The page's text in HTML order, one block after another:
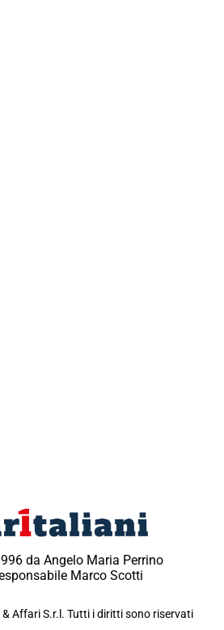
da Angelo Maria Perrino
Marco Scotti
Affari S.r.l. Tutti i diritti sono riservati